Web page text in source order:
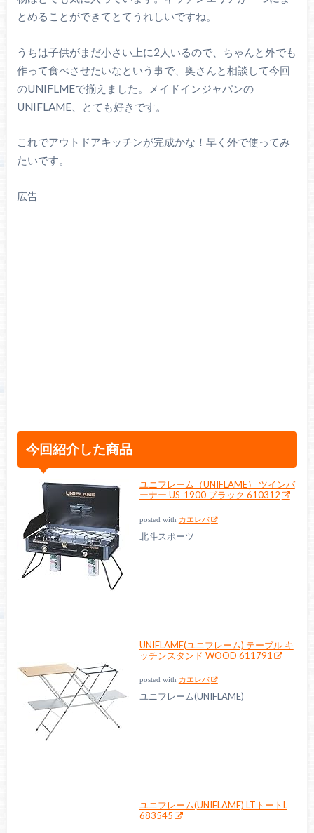
とめることができてとてうれしいですね。
うちは子供がまだ小さい上に2人いるので、ちゃんと外でも
作って食べさせたいなという事で、奥さんと相談して今回
のUNIFLMEで揃えました。メイドインジャパンの
UNIFLAME、とても好きです。
これでアウトドアキッチンが完成かな！早く外で使ってみ
たいです。
広告
今回紹介した商品
ユニフレーム（UNIFLAME） ツインバ
ーナー US-1900 ブラック 610312
posted with カエレバ
北斗スポーツ
UNIFLAME(ユニフレーム) テーブル キ
ッチンスタンド WOOD 611791
posted with カエレバ
ユニフレーム(UNIFLAME)
ユニフレーム(UNIFLAME) LTトートL
683545